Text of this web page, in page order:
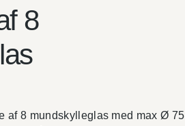
8
af 8 mundskylleglas med max Ø 75